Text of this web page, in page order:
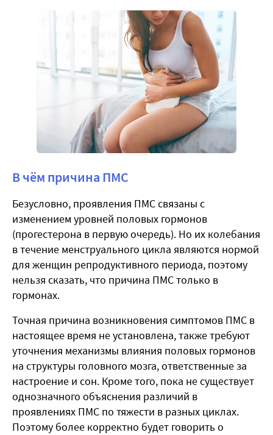
В чём причина ПМС
Безусловно, проявления ПМС связаны с
изменением уровней половых гормонов
(прогестерона в первую очередь). Но их колебания
в течение менструального цикла являются нормой
для женщин репродуктивного периода, поэтому
нельзя сказать, что причина ПМС только в
гормонах.
Точная причина возникновения симптомов ПМС в
настоящее время не установлена, также требуют
уточнения механизмы влияния половых гормонов
на структуры головного мозга, ответственные за
настроение и сон. Кроме того, пока не существует
однозначного объяснения различий в
проявлениях ПМС по тяжести в разных циклах.
Поэтому более корректно будет говорить о